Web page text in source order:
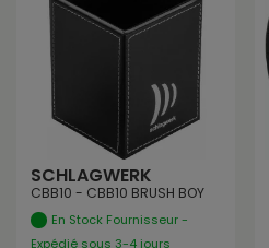
SCHLAGWERK
CBB10 - CBB10 BRUSH BOY
En Stock Fournisseur -
Expédié sous 3-4 jours